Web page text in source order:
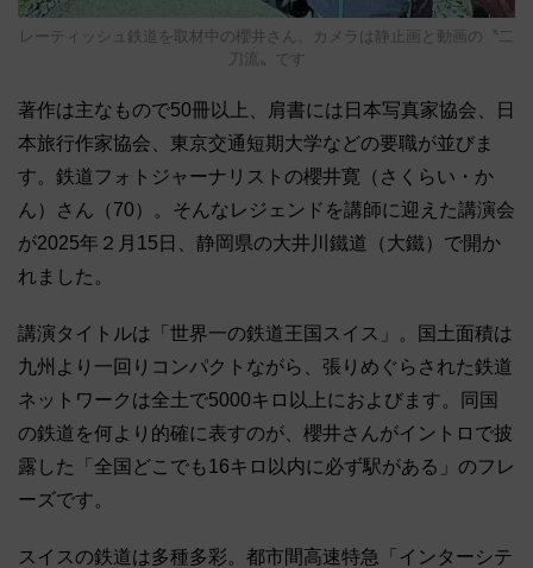
レーティッシュ鉄道を取材中の櫻井さん。カメラは静止画と動画の〝二
刀流〟です
著作は主なもので50冊以上、肩書には日本写真家協会、日
本旅行作家協会、東京交通短期大学などの要職が並びま
す。鉄道フォトジャーナリストの櫻井寛（さくらい・か
ん）さん（70）。そんなレジェンドを講師に迎えた講演会
が2025年２月15日、静岡県の大井川鐵道（大鐵）で開か
れました。
講演タイトルは「世界一の鉄道王国スイス」。国土面積は
九州より一回りコンパクトながら、張りめぐらされた鉄道
ネットワークは全土で5000キロ以上におよびます。同国
の鉄道を何より的確に表すのが、櫻井さんがイントロで披
露した「全国どこでも16キロ以内に必ず駅がある」のフレ
ーズです。
スイスの鉄道は多種多彩。都市間高速特急「インターシテ